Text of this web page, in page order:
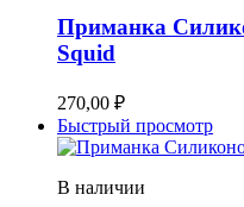
Приманка
Squid
270,00 ₽
Быстрый просмотр
В наличии